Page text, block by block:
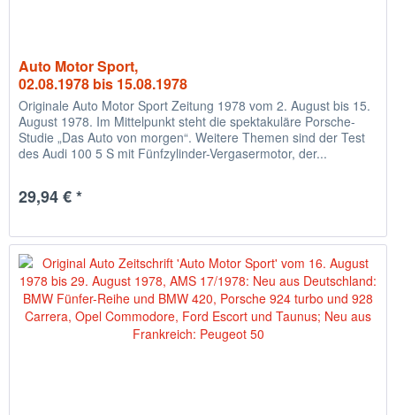
Auto Motor Sport,
02.08.1978 bis 15.08.1978
Originale Auto Motor Sport Zeitung 1978 vom 2. August bis 15.
August 1978. Im Mittelpunkt steht die spektakuläre Porsche-
Studie „Das Auto von morgen“. Weitere Themen sind der Test
des Audi 100 5 S mit Fünfzylinder-Vergasermotor, der...
29,94 € *